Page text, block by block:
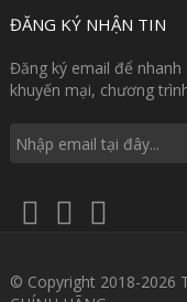
ĐĂNG KÝ NHẬN TIN
Đăng ký email để
khuyến mại, chương
© Copyright 2018-2026